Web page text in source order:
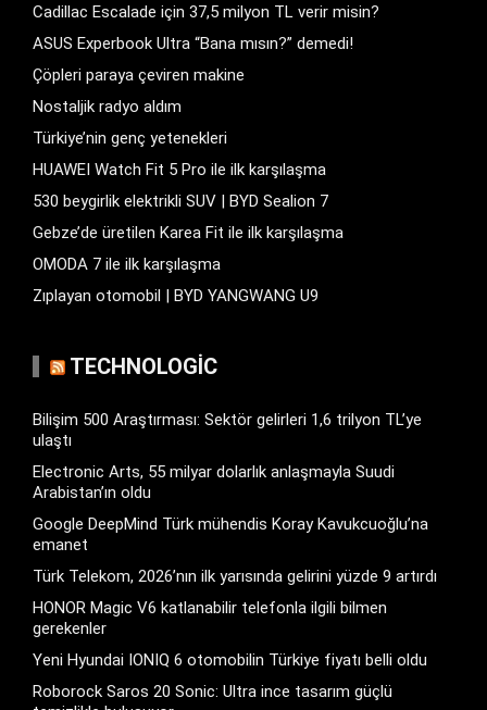
Cadillac Escalade için 37,5 milyon TL verir misin?
ASUS Experbook Ultra “Bana mısın?” demedi!
Çöpleri paraya çeviren makine
Nostaljik radyo aldım
Türkiye’nin genç yetenekleri
HUAWEI Watch Fit 5 Pro ile ilk karşılaşma
530 beygirlik elektrikli SUV | BYD Sealion 7
Gebze’de üretilen Karea Fit ile ilk karşılaşma
OMODA 7 ile ilk karşılaşma
Zıplayan otomobil | BYD YANGWANG U9
TECHNOLOGIC
Bilişim 500 Araştırması: Sektör gelirleri 1,6 trilyon TL’ye
ulaştı
Electronic Arts, 55 milyar dolarlık anlaşmayla Suudi
Arabistan’ın oldu
Google DeepMind Türk mühendis Koray Kavukcuoğlu’na
emanet
Türk Telekom, 2026’nın ilk yarısında gelirini yüzde 9 artırdı
HONOR Magic V6 katlanabilir telefonla ilgili bilmen
gerekenler
Yeni Hyundai IONIQ 6 otomobilin Türkiye fiyatı belli oldu
Roborock Saros 20 Sonic: Ultra ince tasarım güçlü